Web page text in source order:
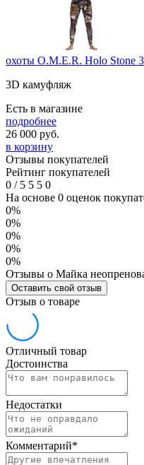
охоты O.M.E.R. Holo Stone
3D камуфляж
Есть в магазине
подробнее
26 000 руб.
в корзину
Отзывы покупателей
Рейтинг покупателей
0 /5 5 5 0
На основе 0 оценок
0%
0%
0%
0%
0%
Отзывы о Майка
Оставить свой отзыв
Отзыв о товаре
Отличный товар
Достоинства
Недостатки
Комментарий*